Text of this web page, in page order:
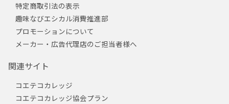
特定商取引法の表示
趣味なびエシカル消費推進部
プロモーションについて
メーカー・広告代理店のご担当者様へ
関連サイト
コエテコカレッジ
コエテコカレッジ協会プラン